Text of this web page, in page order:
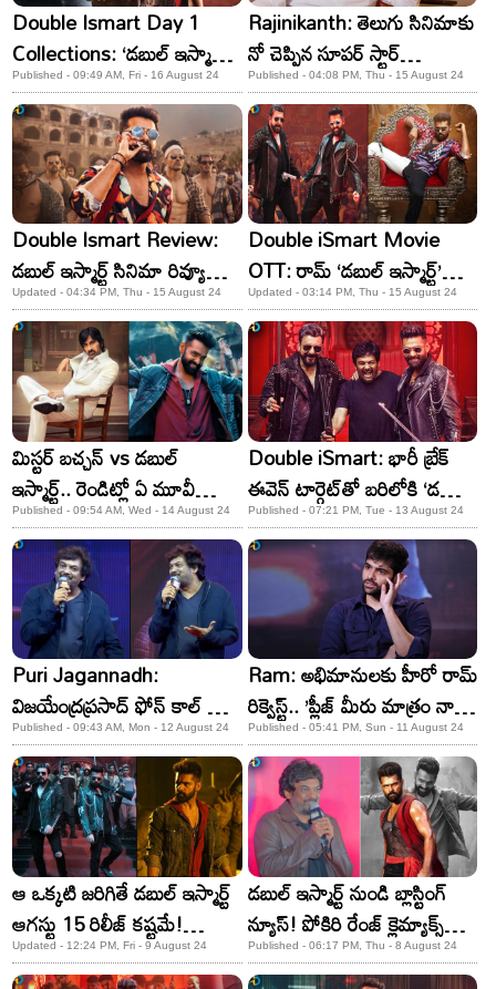
Double Ismart Day 1
Collections: ‘డబుల్ ఇస్మార్ట్’
డే 1 కలెక్షన్లు! రామ్ మూవీకి
షాకింగ్ వసూళ్లు..
Published - 09:49 AM, Fri - 16 August 24
Rajinikanth: తెలుగు సినిమాకు
నో చెప్పిన సూపర్ స్టార్
రజినీకాంత్! కారణం ఏంటంటే?
Published - 04:08 PM, Thu - 15 August 24
Double Ismart Review:
డబుల్ ఇస్మార్ట్ సినిమా రివ్యూ
అండ్ రేటింగ్!
Updated - 04:34 PM, Thu - 15 August 24
Double iSmart Movie
OTT: రామ్ ‘డబుల్ ఇస్మార్ట్’
మూవీ వచ్చేది ఆ OTTలోకే!
Updated - 03:14 PM, Thu - 15 August 24
మిస్టర్ బచ్చన్ vs డబుల్
ఇస్మార్ట్.. రెండిట్లో ఏ మూవీ
బుకింగ్స్ బాగున్నాయి అంటే?
Published - 09:54 AM, Wed - 14 August 24
Double iSmart: భారీ బ్రేక్
ఈవెన్ టార్గెట్​తో బరిలోకి ‘డబుల్
ఇస్మార్ట్’! పూరి-రామ్​ సాధిస్తారా?
Published - 07:21 PM, Tue - 13 August 24
Puri Jagannadh:
విజయేంద్రప్రసాద్ ఫోన్ కాల్ తో
ఎమోషనల్ అయ్యాను.. పూరీ
జగన్నాథ్ ఇంట్రెస్టింగ్ కామెంట్స్!
Published - 09:43 AM, Mon - 12 August 24
Ram: అభిమానులకు హీరో రామ్
రిక్వెస్ట్.. ’ప్లీజ్ మీరు మాత్రం నాలా
చేయకండి‘
Published - 05:41 PM, Sun - 11 August 24
ఆ ఒక్కటి జరిగితే డబుల్ ఇస్మార్ట్
ఆగస్టు 15 రిలీజ్ కష్టమే!
ఏమైందంటే?
Updated - 12:24 PM, Fri - 9 August 24
డబుల్ ఇస్మార్ట్ నుండి బ్లాస్టింగ్
న్యూస్! పోకిరి రేంజ్ క్లైమ్యాక్స్
ట్విస్ట్!
Published - 06:17 PM, Thu - 8 August 24